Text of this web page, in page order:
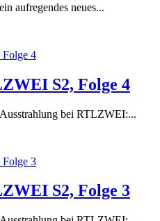
aufregendes neues...
S2, Folge 4
bei RTLZWEI:...
S2, Folge 3